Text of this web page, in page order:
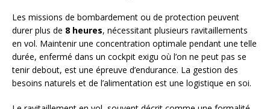
Les missions de bombardement ou de protection peuvent
durer plus de 8 heures, nécessitant plusieurs ravitaillements
en vol. Maintenir une concentration optimale pendant une telle
durée, enfermé dans un cockpit exigu où l’on ne peut pas se
tenir debout, est une épreuve d’endurance. La gestion des
besoins naturels et de l’alimentation est une logistique en soi.